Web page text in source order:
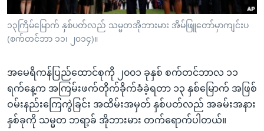
ကျော်
ကြည့်
ရန်
ရန်
နေရာ
သို့
ကျော်
၁၃ကြိမ်မြောက် နှစ်ပတ်လည် သမ္မတအိုဘားမား အိမ်ဖြူတော်မှာကျင်းပ
(စက်တင်ဘာ ၁၁၊ ၂၀၁၄)။
အမေရိကန်ပြည်ထောင်စုကို ၂၀၀၁ ခုနှစ် စက်တင်ဘာလ ၁၁
ရက်နေ့က အကြမ်းဖက်တိုက်ခိုက်ခံခဲ့ရတာ ၁၃ နှစ်မြောက် အဖြစ်
ဝမ်းနည်းကြေကွဲခြင်း အထိမ်းအမှတ် နှစ်ပတ်လည် အခမ်းအနား
နှစ်ခုကို သမ္မတ ဘရာ့ခ် အိုဘားမား တက်ရောက်ပါတယ်။